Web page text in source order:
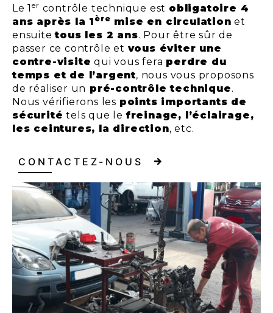
Le 1er contrôle technique est obligatoire 4
ans après la 1 ère mise en circulation et
ensuitetous les 2 ans. Pour être sûr de
passer ce contrôle et vous éviter une
contre-visite qui vous fera perdre du
temps et de l’argent, nous vous proposons
de réaliser un pré-contrôle technique.
Nous vérifierons les points importants de
sécurité tels que lefreinage, l’éclairage,
les ceintures, la direction, etc.
CONTACTEZ-NOUS